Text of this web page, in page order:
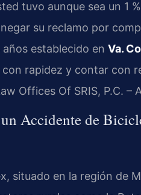
tuvo aunque sea un 1
su reclamo por
establecido en Va.
rapidez y contar con
Offices Of SRIS, P.C. –
Accidente de
situado en la región de